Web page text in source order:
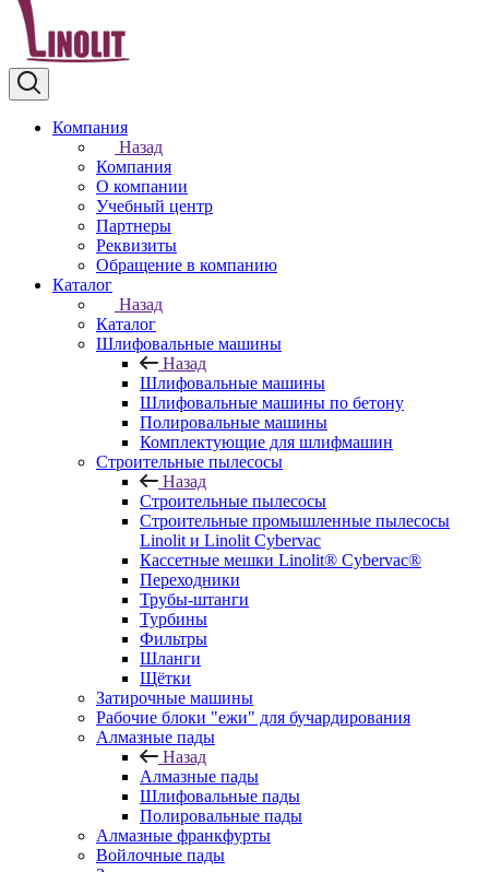
Компания
Назад
Компания
О компании
Учебный центр
Партнеры
Реквизиты
Обращение в компанию
Каталог
Назад
Каталог
Шлифовальные машины
Назад
Шлифовальные машины
Шлифовальные машины по бетону
Полировальные машины
Комплектующие для шлифмашин
Строительные пылесосы
Назад
Строительные пылесосы
Строительные промышленные пылесосы
Linolit и Linolit Cybervac
Кассетные мешки Linolit® Cybervac®
Переходники
Трубы-штанги
Турбины
Фильтры
Шланги
Щётки
Затирочные машины
Рабочие блоки "ежи" для бучардирования
Алмазные пады
Назад
Алмазные пады
Шлифовальные пады
Полировальные пады
Алмазные франкфурты
Войлочные пады